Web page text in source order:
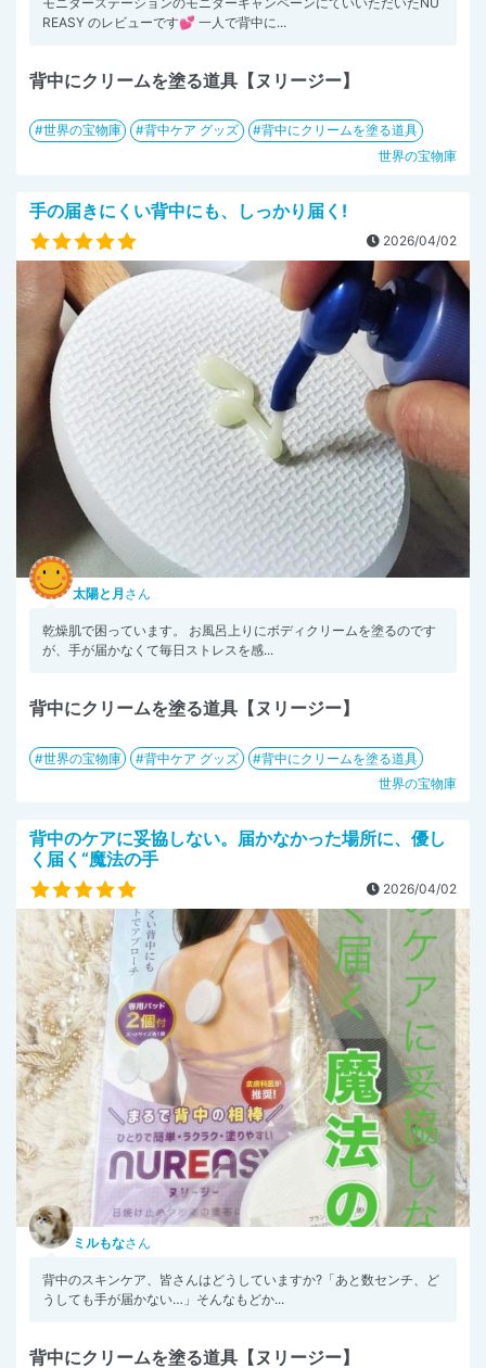
REASY のレビューです💕 一人で背中に...
背中にクリームを塗る道具【ヌリージー】
世界の宝物庫 背中ケア グッズ
背中にクリームを塗る道具
世界の宝物庫
手の届きにくい背中にも、しっかり届く!
2026/04/02
太陽と月 さん
乾燥肌で困っています。 お風呂上りにボディクリームを塗るのです
が、手が届かなくて毎日ストレスを感...
背中にクリームを塗る道具【ヌリージー】
世界の宝物庫 背中ケア グッズ
背中にクリームを塗る道具
世界の宝物庫
背中のケアに妥協しない。届かなかった場所に、優し
く届く“魔法の手
2026/04/02
ミルもなさん
背中のスキンケア、皆さんはどうしていますか?「あと数センチ、ど
うしても手が届かない…」そんなもどか...
背中にクリームを塗る道具【ヌリージー】